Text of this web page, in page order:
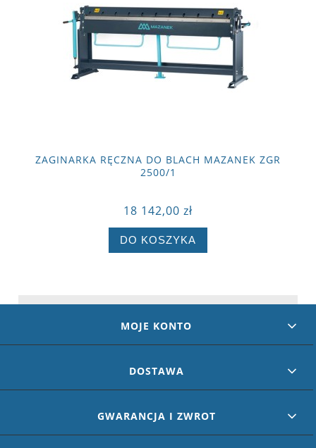
ZAGINARKA RĘCZNA DO BLACH MAZANEK ZGR
2500/1
18 142,00 zł
DO KOSZYKA
MOJE KONTO
DOSTAWA
GWARANCJA I ZWROT